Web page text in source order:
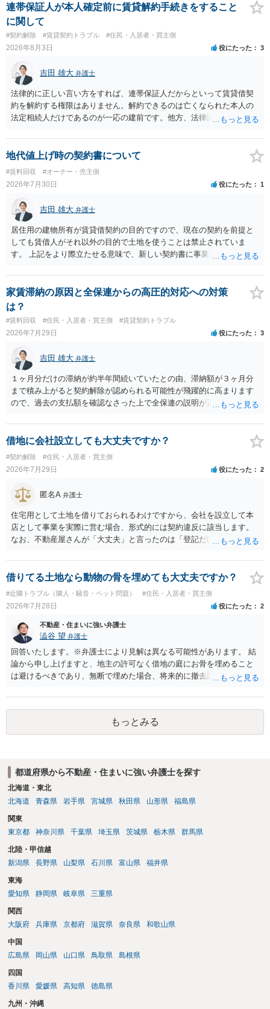
連帯保証人が本人確定前に賃貸解約手続きをすること
に関して
#契約解除 #賃貸契約トラブル #住民・入居者・買主側
2026年8月3日 役にたった 3
吉田 雄大 弁護士
法律的に正しい言い方をすれば、連帯保証人だからといって賃貸借契
約を解約する権限はありません。解約できるのは亡くなられた本人の
法定相続人だけであるのが一応の建前です。他方、法律論はさてお
する動機づけがなくなります。 今回進められつつある手続はあくまで
も、建物を賃貸人に一日も早く明け渡すための便宜的方法として理解
するのが良いと思います。またその方法で進めた方が、連帯保証人で
あるお知り合いさんにとっても、自身の経済的負担を最小限に食い止
められるため望ましいやり方だといえます。
地代値上げ時の契約書について
#賃料回収 #オーナー・売主側
2026年7月30日 役にたった 1
吉田 雄大 弁護士
居住用の建物所有が賃貸借契約の目的ですので、現在の契約を前提と
しても賃借人がそれ以外の目的で土地を使うことは禁止されていま
す。 上記をより際立たせる意味で、新しい契約書に事業用として用い
交渉である以上賃借人が拒んだ場合には入りませんが、提案するのは
良い方法と思います。
家賃滞納の原因と全保連からの高圧的対応への対策
は？
#賃料回収 #住民・入居者・買主側 #賃貸契約トラブル
2026年7月29日 役にたった 3
吉田 雄大 弁護士
１ヶ月分だけの滞納が約半年間続いていたとの由、滞納額が３ヶ月分
まで積み上がると契約解除が認められる可能性が飛躍的に高まります
ので、過去の支払額を確認なさった上で全保連の説明が正しければ、
た理由は気になるところですが、中身のある返答は期待できないと思
います。
借地に会社設立しても大丈夫ですか？
#契約解除 #住民・入居者・買主側
2026年7月29日 役にたった 2
匿名A 弁護士
住宅用として土地を借りておられるわけですから、会社を設立して本
店として事業を実際に営む場合、形式的には契約違反に該当します。
なお、不動産屋さんが「大丈夫」と言ったのは「登記だけなら実務上
れますが、これは法的な保証ではありません。 ただ、解除まで認めら
れるかどうかについては信頼関係が破壊されたかどうかで判断されま
すので、建物を事務所・店舗用に大きく改築する等までなさらない限
り、リスクはそれほど大きくないかもしれません。 しかしそれでも、
大家さんが契約違反を口実に、将来の更新時に更新料の上乗せを要求
したり、立ち退きを迫る材料に使ったりする可能性は否定できませ
ん。
借りてる土地なら動物の骨を埋めても大丈夫ですか？
#近隣トラブル（隣人・騒音・ペット問題） #住民・入居者・買主側
2026年7月28日 役にたった 2
不動産・住まいに強い弁護士
澁谷 望 弁護士
回答いたします。※弁護士により見解は異なる可能性があります。 結
論から申し上げますと、地主の許可なく借地の庭にお骨を埋めること
は避けるべきであり、無断で埋めた場合、将来的に撤去請求や退去時
上、自分のペットの遺骨を埋める行為自体は墓地埋葬法違反や不法投
棄には該当しないため、犯罪になるわけではありません。しかし、建
物の所有者は質問者様であっても、土地の所有権はあくまで地主にあ
ります。そのため、地主に無断でお骨を埋める行為は、他人の所有権
事前に地主へ相談して許可を得るか、土地に直接埋めずに大きめの鉢
植え等で供養する「プランター葬」や、ペット霊園等への納骨を検討
されるのが確実かと思います。
もっとみる
都道府県から不動産・住まいに強い弁護士を探す
北海道・東北
北海道
青森県 岩手県 宮城県 秋田県 山形県 福島県
関東
東京都
神奈川県 千葉県 埼玉県 茨城県 栃木県 群馬県
北陸・甲信越
新潟県
長野県 山梨県 石川県 富山県 福井県
東海
愛知県
静岡県 岐阜県 三重県
関西
大阪府
兵庫県 京都府 滋賀県 奈良県 和歌山県
中国
広島県
岡山県 山口県 鳥取県 島根県
四国
香川県
愛媛県 高知県 徳島県
九州・沖縄